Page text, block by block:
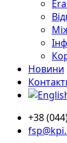
Новини
+38